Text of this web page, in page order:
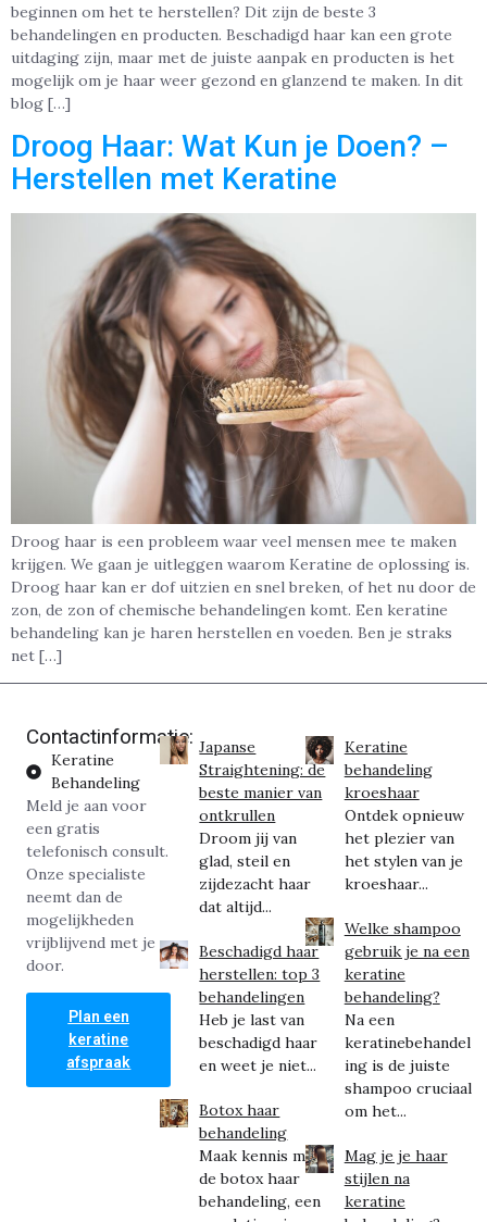
beginnen om het te herstellen? Dit zijn de beste 3
behandelingen en producten. Beschadigd haar kan een grote
uitdaging zijn, maar met de juiste aanpak en producten is het
mogelijk om je haar weer gezond en glanzend te maken. In dit
blog […]
Droog Haar: Wat Kun je Doen? –
Herstellen met Keratine
Droog haar is een probleem waar veel mensen mee te maken
krijgen. We gaan je uitleggen waarom Keratine de oplossing is.
Droog haar kan er dof uitzien en snel breken, of het nu door de
zon, de zon of chemische behandelingen komt. Een keratine
behandeling kan je haren herstellen en voeden. Ben je straks
net […]
Contactinformatie:
Keratine
Behandeling
Meld je aan voor
een gratis
telefonisch consult.
Onze specialiste
neemt dan de
mogelijkheden
vrijblijvend met je
door.
Plan een
keratine
afspraak
Japanse
Straightening: de
beste manier van
ontkrullen
Droom jij van
glad, steil en
zijdezacht haar
dat altijd...
Beschadigd haar
herstellen: top 3
behandelingen
Heb je last van
beschadigd haar
en weet je niet...
Botox haar
behandeling
Maak kennis met
de botox haar
behandeling, een
Keratine
behandeling
kroeshaar
Ontdek opnieuw
het plezier van
het stylen van je
kroeshaar...
Welke shampoo
gebruik je na een
keratine
behandeling?
Na een
keratinebehandel
ing is de juiste
shampoo cruciaal
om het...
Mag je je haar
stijlen na
keratine